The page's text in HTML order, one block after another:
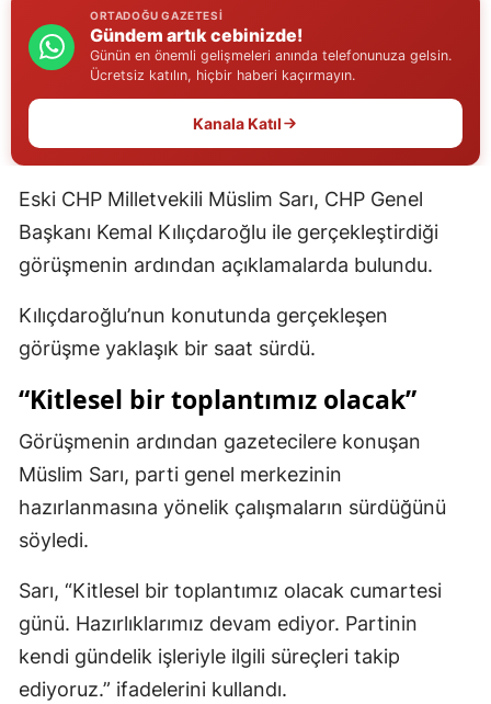
Elazığ
Erzincan
Erzurum
Gaziantep
Giresun
Gümüşhane
Hakkari
Hatay
Isparta
Mersin
İzmir
Kars
Kastamonu
ORTADOĞU GAZETESI
Gündem artık cebinizde!
Günün en önemli gelişmeleri anında telefonunuza gelsin.
Ücretsiz katılın, hiçbir haberi kaçırmayın.
Kanala Katıl
Eski CHP Milletvekili Müslim Sarı, CHP Genel
Başkanı Kemal Kılıçdaroğlu ile gerçekleştirdiği
görüşmenin ardından açıklamalarda bulundu.
Kılıçdaroğlu’nun konutunda gerçekleşen
görüşme yaklaşık bir saat sürdü.
“Kitlesel bir toplantımız olacak”
Görüşmenin ardından gazetecilere konuşan
Müslim Sarı, parti genel merkezinin
hazırlanmasına yönelik çalışmaların sürdüğünü
söyledi.
Sarı, “Kitlesel bir toplantımız olacak cumartesi
günü. Hazırlıklarımız devam ediyor. Partinin
kendi gündelik işleriyle ilgili süreçleri takip
ediyoruz.” ifadelerini kullandı.